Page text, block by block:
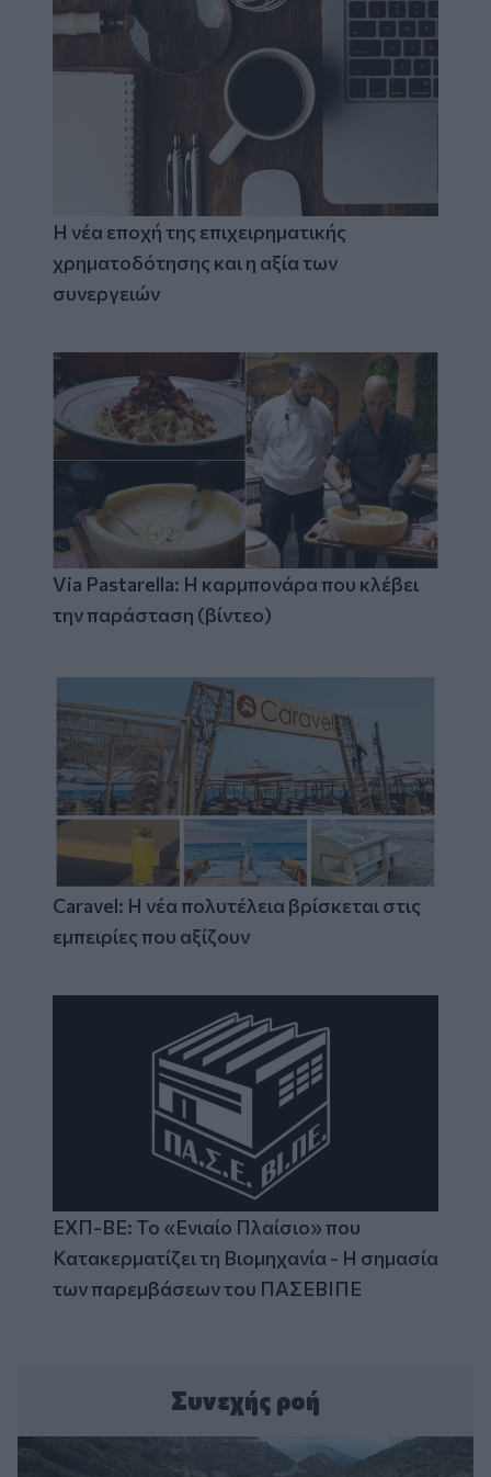
Η νέα εποχή της επιχειρηματικής
χρηματοδότησης και η αξία των
συνεργειών
Via Pastarella: Η καρμπονάρα που κλέβει
την παράσταση (βίντεο)
Caravel: Η νέα πολυτέλεια βρίσκεται στις
εμπειρίες που αξίζουν
ΕΧΠ-ΒΕ: Το «Ενιαίο Πλαίσιο» που
Κατακερματίζει τη Βιομηχανία - Η σημασία
των παρεμβάσεων του ΠΑΣΕΒΙΠΕ
Συνεχής ροή